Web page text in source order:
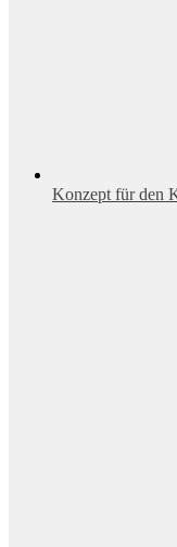
Konzept für den